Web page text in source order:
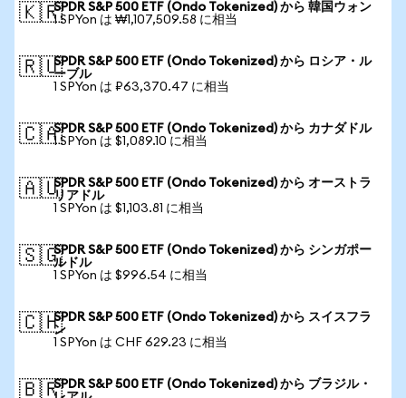
🇰🇷SPDR S&P 500 ETF (Ondo Tokenized) から 韓国ウォン
1 SPYon は ₩1,107,509.58 に相当
🇷🇺SPDR S&P 500 ETF (Ondo Tokenized) から ロシア・ル
ーブル
1 SPYon は ₽63,370.47 に相当
🇨🇦SPDR S&P 500 ETF (Ondo Tokenized) から カナダドル
1 SPYon は $1,089.10 に相当
🇦🇺SPDR S&P 500 ETF (Ondo Tokenized) から オーストラ
リアドル
1 SPYon は $1,103.81 に相当
🇸🇬SPDR S&P 500 ETF (Ondo Tokenized) から シンガポー
ルドル
1 SPYon は $996.54 に相当
🇨🇭SPDR S&P 500 ETF (Ondo Tokenized) から スイスフラ
ン
1 SPYon は CHF 629.23 に相当
🇧🇷SPDR S&P 500 ETF (Ondo Tokenized) から ブラジル・